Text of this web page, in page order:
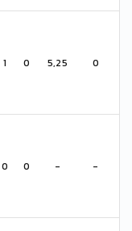
1 0 5,25 0
0 0 - -